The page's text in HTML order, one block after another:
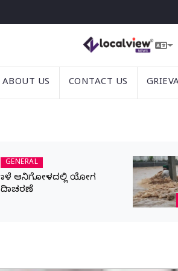
ABOUT US CONTACT US
GENERAL
ನಾಳೆ ಆನಿಗೋಳದಲ್ಲಿ ಯೋಗ
ದಿನಾಚರಣೆ